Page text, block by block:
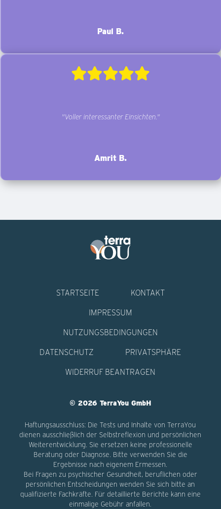
Paul B.
"Voller interessanter Einsichten."
Amrit B.
STARTSEITE KONTAKT
IMPRESSUM
NUTZUNGSBEDINGUNGEN
DATENSCHUTZ PRIVATSPHÄRE
WIDERRUF BEANTRAGEN
© 2026 TerraYou GmbH
Haftungsausschluss: Die Tests und Inhalte von TerraYou
dienen ausschließlich der Selbstreflexion und persönlichen
Weiterentwicklung. Sie ersetzen keine professionelle
Beratung oder Diagnose. Bitte verwenden Sie die
Ergebnisse nach eigenem Ermessen.
Bei Fragen zu psychischer Gesundheit, beruflichen oder
persönlichen Entscheidungen wenden Sie sich bitte an
qualifizierte Fachkräfte. Für detaillierte Berichte kann eine
einmalige Gebühr anfallen.